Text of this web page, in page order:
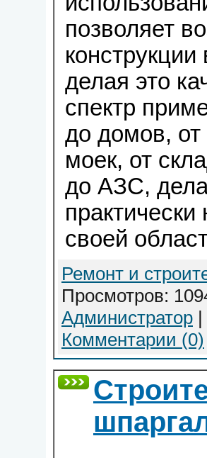
позволяет
конструкции
делая это
спектр
до домов, от
моек, от
до АЗС,
своей
Ремонт и
Просмотров:
Администратор
Комментарии (0)